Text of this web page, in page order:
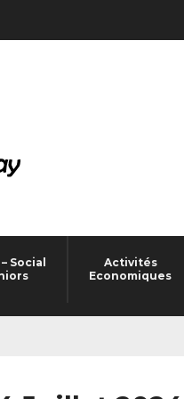
Social
Activités
Economiques